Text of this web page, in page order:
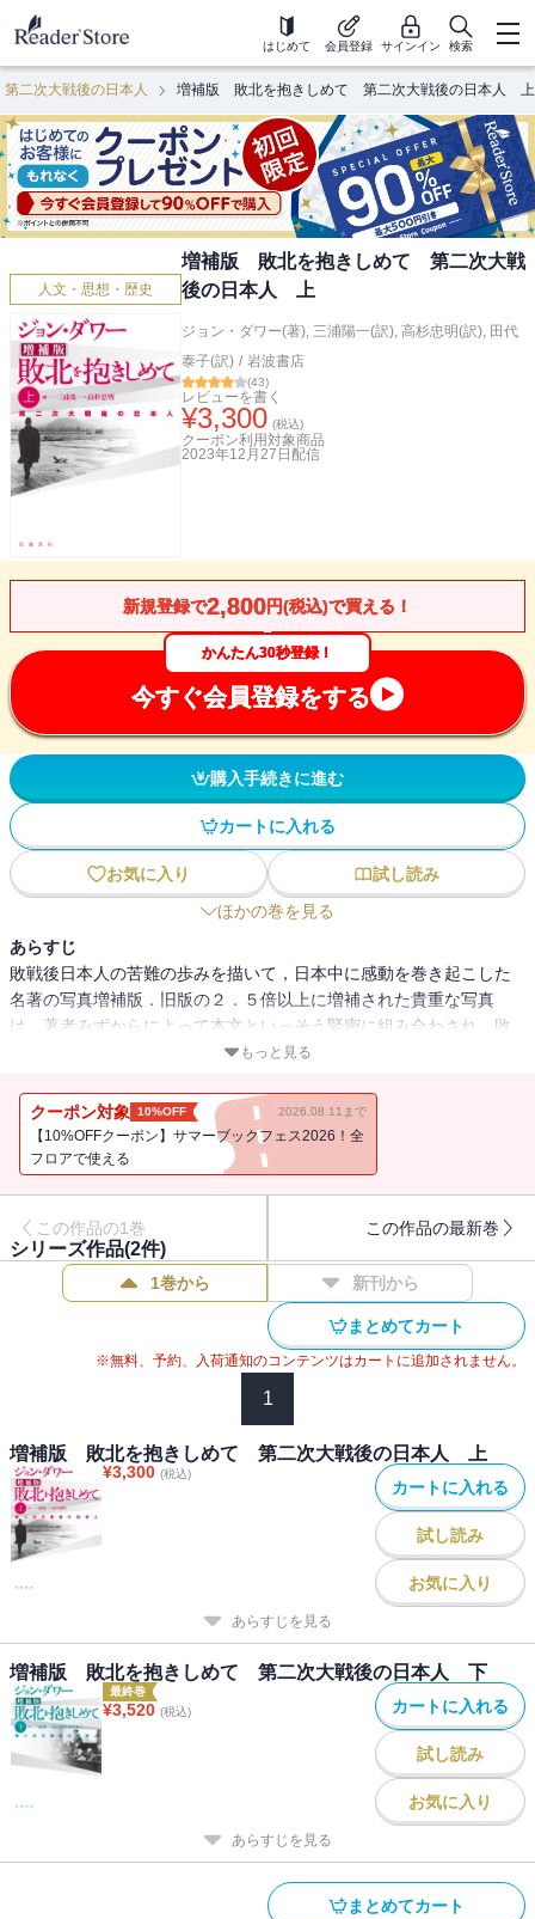
はじめて 会員登録 サインイン 検索
二次大戦後の日本人 増補版 敗北を抱きしめて 第二次大戦後の日本人 上
人文・思想・歴史
増補版 敗北を抱きしめて 第二次大戦
後の日本人 上
ジョン・ダワー(著), 三浦陽一(訳), 高杉忠明(訳), 田代
泰子(訳) / 岩波書店
(43)
レビューを書く
¥3,300 (税込)
クーポン利用対象商品
2023年12月27日 配信
新規登録で2,800円(税込)で買える！
かんたん30秒登録！
今すぐ会員登録をする
購入手続きに進む
カートに入れる
お気に入り
試し読み
ほかの巻を見る
あらすじ
敗戦後日本人の苦難の歩みを描いて，日本中に感動を巻き起こした
名著の写真増補版．旧版の２．５倍以上に増補された貴重な写真
は，著者みずからによって本文といっそう緊密に組み合わされ，敗
北を抱きしめて立ち上がった民衆の類まれな経験を語り尽くす．ヴ
もっと見る
クーポン対象 10%OFF 2026.08.11まで
【10%OFFクーポン】サマーブックフェス2026！全
フロアで使える
この作品の1巻 この作品の最新巻
シリーズ作品(2件)
1巻から 新刊から
まとめてカート
※無料、予約、入荷通知のコンテンツはカートに追加されません。
1
増補版 敗北を抱きしめて 第二次大戦後の日本人 上
¥3,300 (税込)
カートに入れる
試し読み
お気に入り
あらすじを見る
増補版 敗北を抱きしめて 第二次大戦後の日本人 下
最終巻
¥3,520 (税込) カートに入れる
試し読み
お気に入り
あらすじを見る
まとめてカート